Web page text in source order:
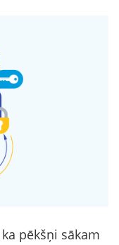
pēkšņi sākam